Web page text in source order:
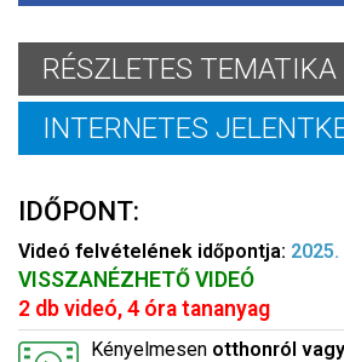
RÉSZLETES TEMATIKA
INTERNETES
IDŐPONT:
Videó felvételének időpontja:
VISSZANÉZHETŐ VIDEÓ
2 db videó, 4 óra tananyag
Kényelmesen otthonról